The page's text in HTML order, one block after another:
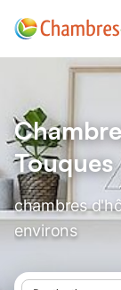
Touques
chambres
environs